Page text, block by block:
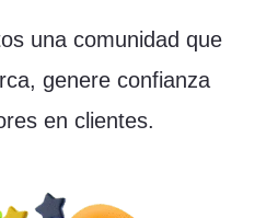
una comunidad que
genere confianza
en clientes.